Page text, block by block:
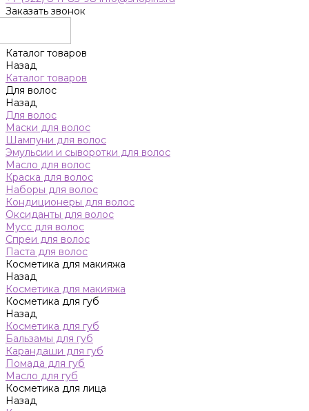
Заказать звонок
Каталог товаров
Назад
Каталог товаров
Для волос
Назад
Для волос
Маски для волос
Шампуни для волос
Эмульсии и сыворотки для волос
Масло для волос
Краска для волос
Наборы для волос
Кондиционеры для волос
Оксиданты для волос
Мусс для волос
Спреи для волос
Паста для волос
Косметика для макияжа
Назад
Косметика для макияжа
Косметика для губ
Назад
Косметика для губ
Бальзамы для губ
Карандаши для губ
Помада для губ
Масло для губ
Косметика для лица
Назад